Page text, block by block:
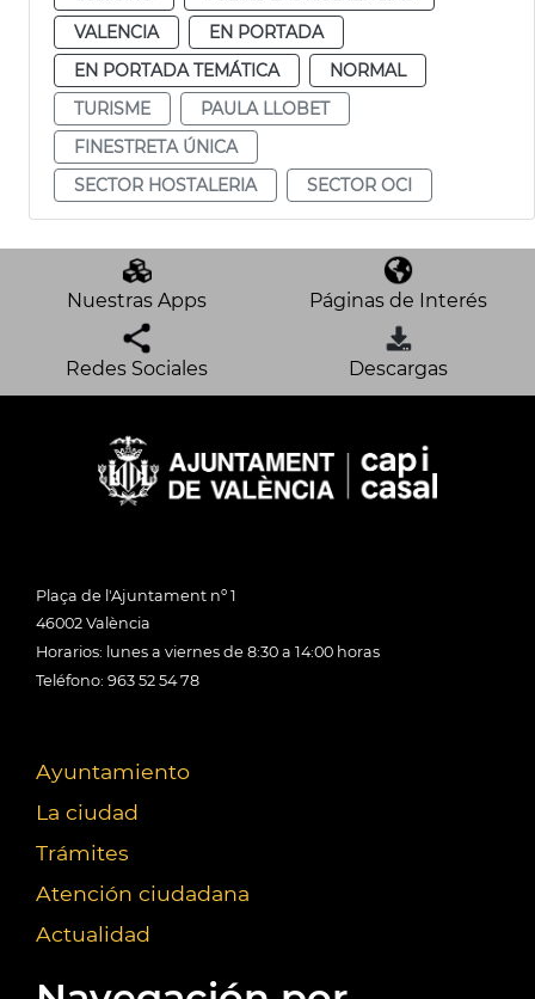
VALENCIA
EN PORTADA
EN PORTADA TEMÁTICA
NORMAL
TURISME
PAULA LLOBET
FINESTRETA ÚNICA
SECTOR HOSTALERIA
SECTOR OCI
Nuestras Apps Páginas de Interés
Redes Sociales Descargas
Plaça de l'Ajuntament nº 1
46002 València
Horarios: lunes a viernes de 8:30 a 14:00 horas
Teléfono: 963 52 54 78
Ayuntamiento
La ciudad
Trámites
Atención ciudadana
Actualidad